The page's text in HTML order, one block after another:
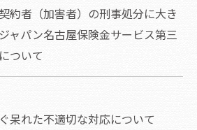
約者（加害者）の刑事処分に大き
ャパン名古屋保険金サービス第三
ついて
呆れた不適切な対応について